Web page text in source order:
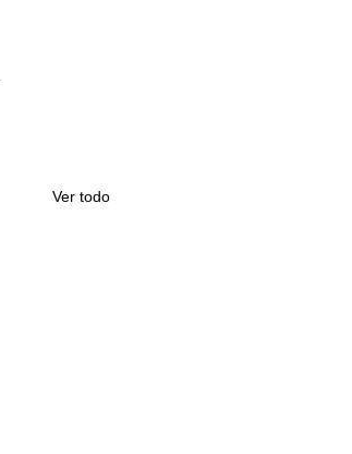
Ver todo